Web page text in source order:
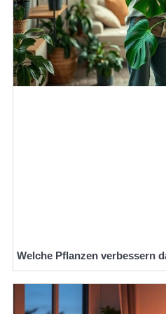
Welche Pflanzen verbessern